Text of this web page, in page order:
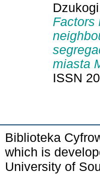
Factors
miasta
ISSN
Biblioteka
which is
University of